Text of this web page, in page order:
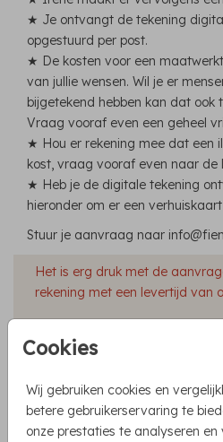
Cookies
Wij gebruiken cookies en
betere gebruikerservaring te
onze prestaties te analyseren
★ Je ontvangt de tekening
opgestuurd per post.
★ De kosten voor een
van jullie wensen. Wil je er
bijgetekend hebben kan dat ook
Vraag vooraf even een geheel
★ Hou er rekening mee dat een
kost, vraag vooraf even naar de
★ Heb je de digitale tekening
hieronder om er een
Stuur je aanvraag naar
Het is erg druk met de
rekening met een levertijd van